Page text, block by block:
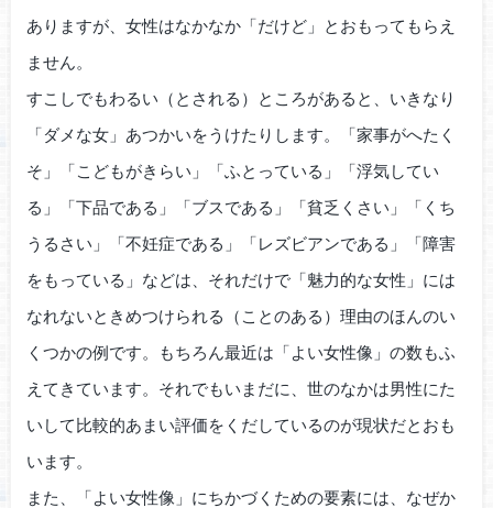
ありますが、女性はなかなか「だけど」とおもってもらえ
ません。
すこしでもわるい（とされる）ところがあると、いきなり
「ダメな女」あつかいをうけたりします。「家事がへたく
そ」「こどもがきらい」「ふとっている」「浮気してい
る」「下品である」「ブスである」「貧乏くさい」「くち
うるさい」「不妊症である」「レズビアンである」「障害
をもっている」などは、それだけで「魅力的な女性」には
なれないときめつけられる（ことのある）理由のほんのい
くつかの例です。もちろん最近は「よい女性像」の数もふ
えてきています。それでもいまだに、世のなかは男性にた
いして比較的あまい評価をくだしているのが現状だとおも
います。
また、「よい女性像」にちかづくための要素には、なぜか